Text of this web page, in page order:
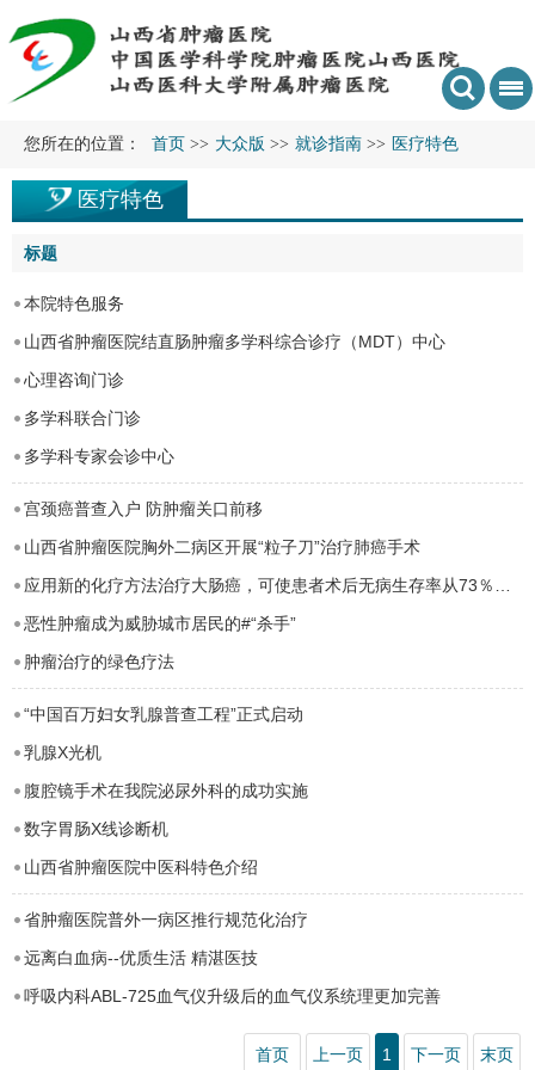
您所在的位置： 首页 >> 大众版 >> 就诊指南 >> 医疗特色
医疗特色
标题
本院特色服务
山西省肿瘤医院结直肠肿瘤多学科综合诊疗（MDT）中心
心理咨询门诊
多学科联合门诊
多学科专家会诊中心
宫颈癌普查入户 防肿瘤关口前移
山西省肿瘤医院胸外二病区开展“粒子刀”治疗肺癌手术
恶性肿瘤成为威胁城市居民的#“杀手”
肿瘤治疗的绿色疗法
“中国百万妇女乳腺普查工程”正式启动
乳腺X光机
腹腔镜手术在我院泌尿外科的成功实施
数字胃肠X线诊断机
山西省肿瘤医院中医科特色介绍
省肿瘤医院普外一病区推行规范化治疗
远离白血病--优质生活 精湛医技
呼吸内科ABL-725血气仪升级后的血气仪系统理更加完善
首页 上一页 1 下一页 末页